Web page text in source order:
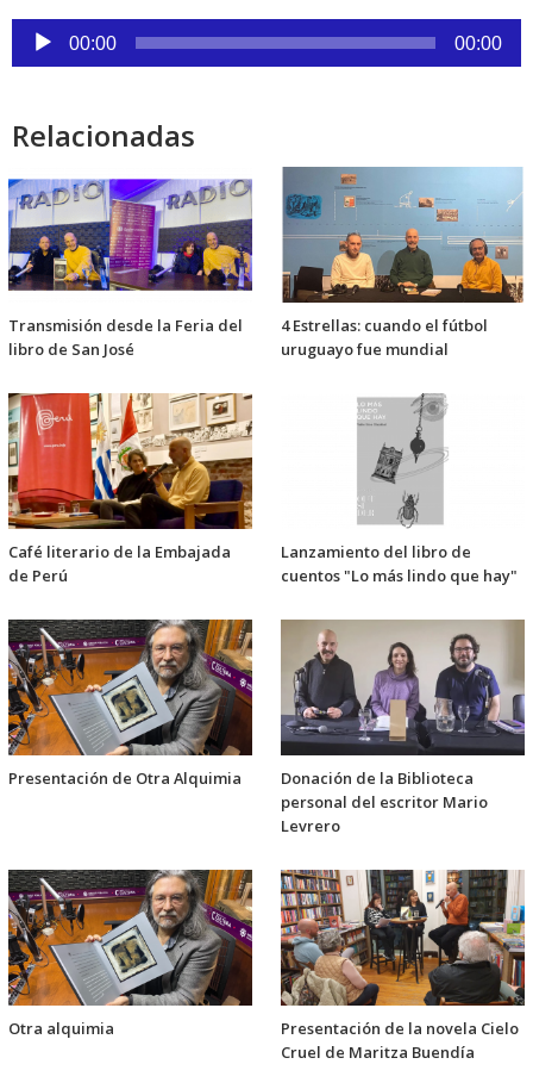
Reproductor
de
00:00 00:00
Relacionadas
Transmisión desde la Feria del
libro de San José
4 Estrellas: cuando el fútbol
uruguayo fue mundial
Café literario de la Embajada
de Perú
Lanzamiento del libro de
cuentos "Lo más lindo que hay"
Presentación de Otra Alquimia
Donación de la Biblioteca
personal del escritor Mario
Levrero
Otra alquimia
Presentación de la novela Cielo
Cruel de Maritza Buendía